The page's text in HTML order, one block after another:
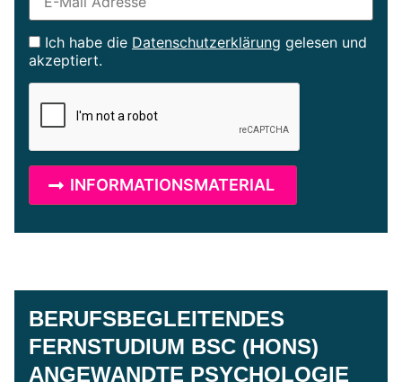
Ich habe die Datenschutzerklärung gelesen und
akzeptiert.
BERUFSBEGLEITENDES
FERNSTUDIUM BSC (HONS)
ANGEWANDTE PSYCHOLOGIE